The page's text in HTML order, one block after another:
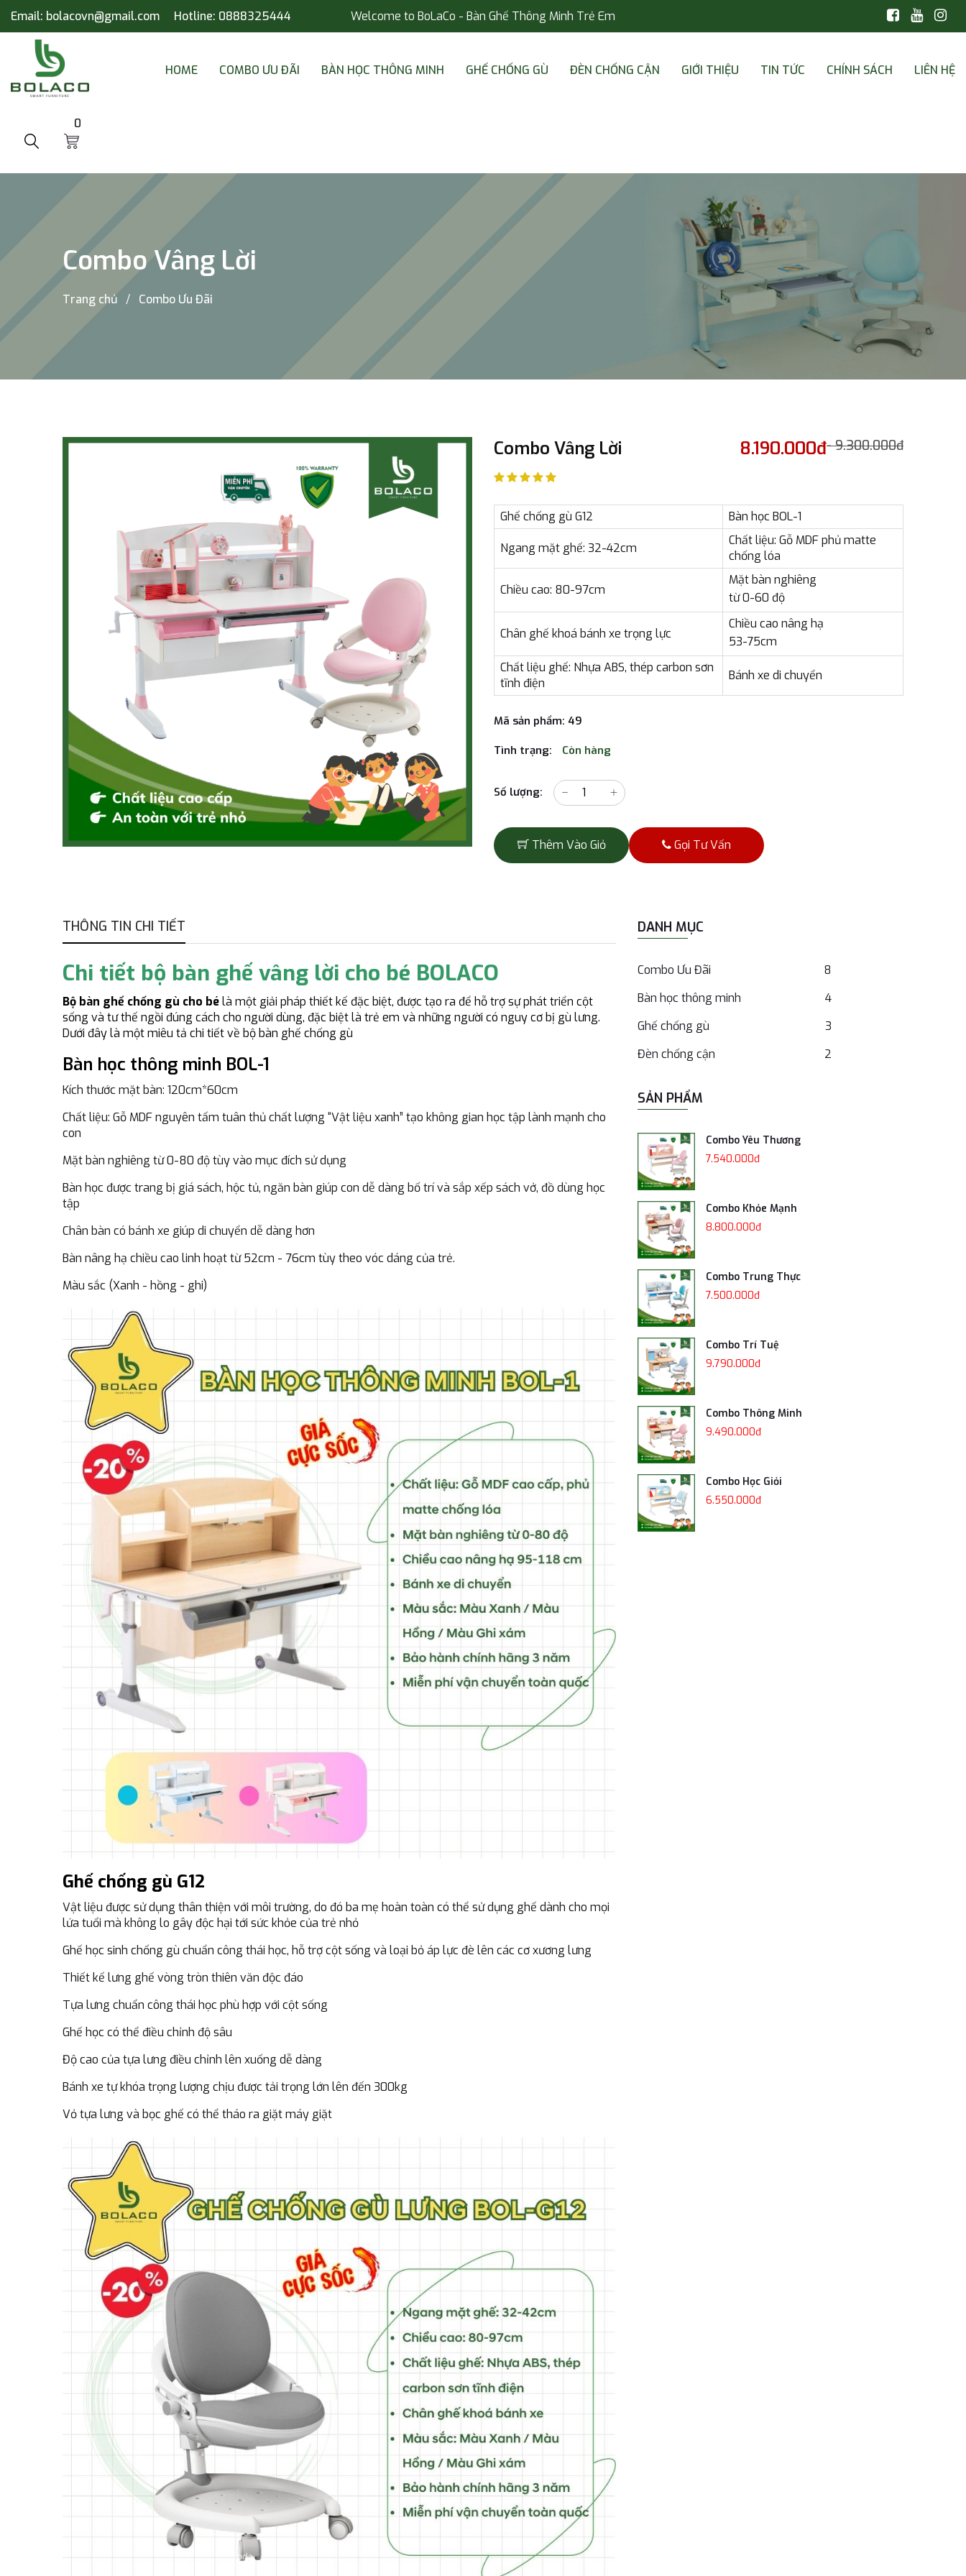
Email: bolacovn@gmail.com Hotline: 0888325444 Welcome to BoLaCo - Bàn Ghế Thông Minh Trẻ Em
0
HOME COMBO ƯU ĐÃI BÀN HỌC THÔNG MINH GHẾ CHỐNG GÙ ĐÈN CHỐNG CẬN GIỚI THIỆU TIN TỨC CHÍNH SÁCH LIÊN HỆ
Combo Vâng Lời
Trang chủ Combo Ưu Đãi
Combo Vâng Lời 8.190.000đ- 9.300.000đ
Ghế chống gù G12 Bàn học BOL-1
Ngang mặt ghế: 32-42cm
Chất liệu: Gỗ MDF phủ matte
chống lóa
Chiều cao: 80-97cm
Mặt bàn nghiêng
từ 0-60 độ
Chân ghế khoá bánh xe trọng lực
Chiều cao nâng hạ
53-75cm
Chất liệu ghế: Nhựa ABS, thép carbon sơn
tĩnh điện
Bánh xe di chuyển
Mã sản phẩm: 49
Tình trạng: Còn hàng
Số lượng:
Thêm Vào Giỏ Gọi Tư Vấn
THÔNG TIN CHI TIẾT
Chi tiết bộ bàn ghế vâng lời cho bé BOLACO
Bộ bàn ghế chống gù cho bélà một giải pháp thiết kế đặc biệt, được tạo ra để hỗ trợ sự phát triển cột
sống và tư thế ngồi đúng cách cho người dùng, đặc biệt là trẻ em và những người có nguy cơ bị gù lưng.
Dưới đây là một miêu tả chi tiết về bộ bàn ghế chống gù
Bàn học thông minh BOL-1
Kích thước mặt bàn: 120cm*60cm
Chất liệu: Gỗ MDF nguyên tấm tuân thủ chất lượng “Vật liệu xanh” tạo không gian học tập lành mạnh cho
con
Mặt bàn nghiêng từ 0-80 độ tùy vào mục đích sử dụng
Bàn học được trang bị giá sách, hộc tủ, ngăn bàn giúp con dễ dàng bố trí và sắp xếp sách vở, đồ dùng học
tập
Chân bàn có bánh xe giúp di chuyển dễ dàng hơn
Bàn nâng hạ chiều cao linh hoạt từ 52cm - 76cm tùy theo vóc dáng của trẻ.
Màu sắc (Xanh - hồng - ghi)
Ghế chống gù G12
Vật liệu được sử dụng thân thiện với môi trường, do đó ba mẹ hoàn toàn có thể sử dụng ghế dành cho mọi
lứa tuổi mà không lo gây độc hại tới sức khỏe của trẻ nhỏ
Ghế học sinh chống gù chuẩn công thái học, hỗ trợ cột sống và loại bỏ áp lực đè lên các cơ xương lưng
Thiết kế lưng ghế vòng tròn thiên văn độc đáo
Tựa lưng chuẩn công thái học phù hợp với cột sống
Ghế học có thể điều chỉnh độ sâu
Độ cao của tựa lưng điều chỉnh lên xuống dễ dàng
Bánh xe tự khóa trọng lượng chịu được tải trọng lớn lên đến 300kg
Vỏ tựa lưng và bọc ghế có thể tháo ra giặt máy giặt
DANH MỤC
Combo Ưu Đãi
8
Bàn học thông minh
4
Ghế chống gù
3
Đèn chống cận
2
SẢN PHẨM
Combo Yêu Thương
7.540.000đ
Combo Khỏe Mạnh
8.800.000đ
Combo Trung Thực
7.500.000đ
Combo Trí Tuệ
9.790.000đ
Combo Thông Minh
9.490.000đ
Combo Học Giỏi
6.550.000đ